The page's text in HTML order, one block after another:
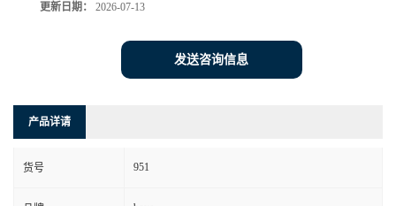
更新日期： 2026-07-13
发送咨询信息
产品详请
货号 951